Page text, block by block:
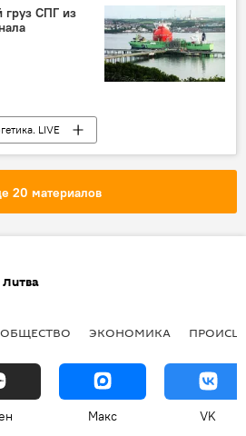
Украина
груз СПГ из
LIVE
СПГ
20 материалов
Литва
ОБЩЕСТВО ЭКОНОМИКА
Макс VK